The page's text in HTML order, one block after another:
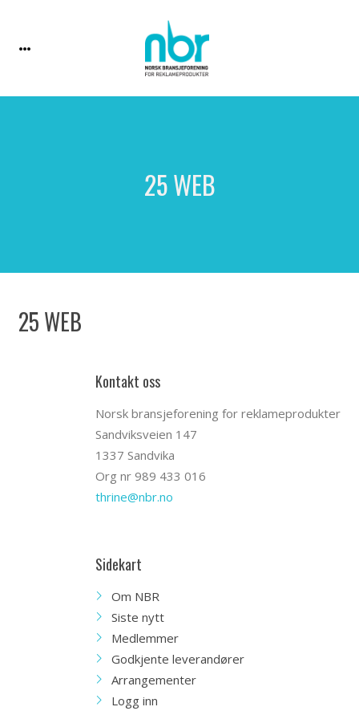
25 WEB
25 WEB
Kontakt oss
Norsk bransjeforening for reklameprodukter
Sandviksveien 147
1337 Sandvika
Org nr 989 433 016
thrine@nbr.no
Sidekart
Om NBR
Siste nytt
Medlemmer
Godkjente leverandører
Arrangementer
Logg inn